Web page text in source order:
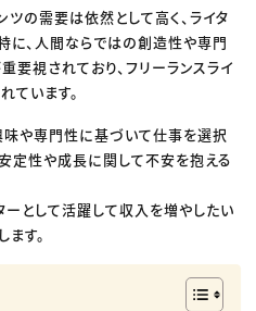
お知らせ
×つながる×メディア
の需要は依然として高く、ライタ
に、人間ならではの創造性や専門
要視されており、フリーランスライ
ています。
味や専門性に基づいて仕事を選択
定性や成長に関して不安を抱える
ーとして活躍して収入を増やしたい
す。